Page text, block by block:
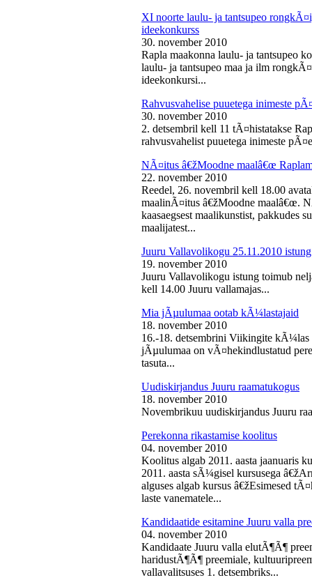
XI noorte laulu- ja tantsupeo
ideekonkurss
30. november 2010
Rapla maakonna laulu- ja tantsupeo
laulu- ja tantsupeo maa ja ilm
ideekonkursi...
Rahvusvahelise puuetega inimeste
30. november 2010
2. detsembril kell 11 tÃ¤histatakse
rahvusvahelist puuetega inimeste
NÃ¤itus â€žMoodne maalâ€œ
22. november 2010
Reedel, 26. novembril kell 18.00
maalinÃ¤itus â€žMoodne maalâ€œ.
kaasaegsest maalikunstist, pakkudes
maalijatest...
Juuru Vallavolikogu 25.11.2010 istung
19. november 2010
Juuru Vallavolikogu istung toimub
kell 14.00 Juuru vallamajas...
Mia jÃµulumaa ootab kÃ¼lastajaid
18. november 2010
16.-18. detsembrini Viikingite
jÃµulumaa on vÃ¤hekindlustatud
tasuta...
Uudiskirjandus Juuru raamatukogus
18. november 2010
Novembrikuu uudiskirjandus Juuru
Perekonna rikastamise koolitus
04. november 2010
Koolitus algab 2011. aasta jaanuaris
2011. aasta sÃ¼gisel kursusega
alguses algab kursus â€žEsimesed
laste vanematele...
Kandidaatide esitamine Juuru valla
04. november 2010
Kandidaate Juuru valla elutÃ¶Ã¶
haridustÃ¶Ã¶ preemiale,
vallavalitsuses 1. detsembriks...